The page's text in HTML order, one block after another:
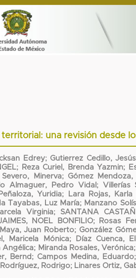
una revisión desde
Edrey; Gutierrez Cedillo,
; Reza Curiel, Brenda Yazmin;
Minerva; Gómez Mendoza,
Almaguer, Pedro Vidal ; Villerías
Yuridia; Lara Rojas, Karla
Tayabas, Luz María; Manzano
Virginia; SANTANA
NOEL BONFILIO; Rosas
Juan Roberto; González
Maricela Mónica; Díaz Cuenca,
Angélica; Miranda Rosales, Verónica;
Bernd; Campos Medina, Eduardo;
Rodrigo; Linares Ortiz,